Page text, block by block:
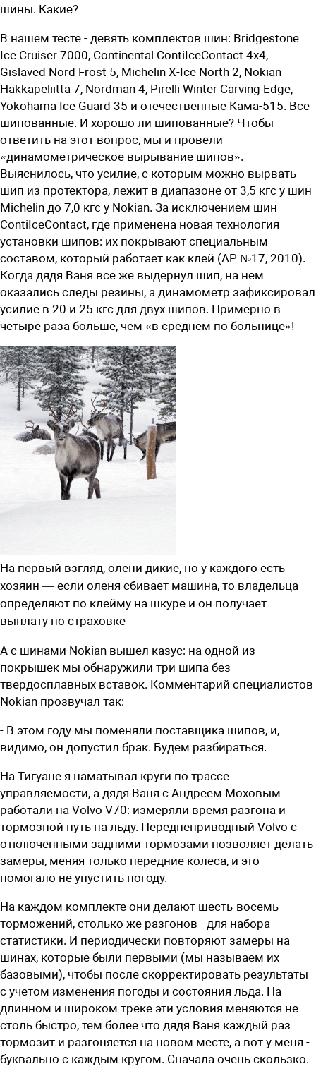
шины. Какие?
В нашем тесте - девять комплектов шин: Bridgestone
Ice Cruiser 7000, Continental ContiIceContact 4x4,
Gislaved Nord Frost 5, Michelin X-Ice North 2, Nokian
Hakkapeliitta 7, Nordman 4, Pirelli Winter Carving Edge,
Yokohama Ice Guard 35 и отечественные Кама-515. Все
шипованные. И хорошо ли шипованные? Чтобы
ответить на этот вопрос, мы и провели
«динамометрическое вырывание шипов».
Выяснилось, что усилие, с которым можно вырвать
шип из протектора, лежит в диапазоне от 3,5 кгс у шин
Michelin до 7,0 кгс у Nokian. За исключением шин
ContiIceContact, где применена новая технология
установки шипов: их покрывают специальным
составом, который работает как клей (АР №17, 2010).
Когда дядя Ваня все же выдернул шип, на нем
оказались следы резины, а динамометр зафиксировал
усилие в 20 и 25 кгс для двух шипов. Примерно в
четыре раза больше, чем «в среднем по больнице»!
На первый взгляд, олени дикие, но у каждого есть
хозяин — если оленя сбивает машина, то владельца
определяют по клейму на шкуре и он получает
выплату по страховке
А с шинами Nokian вышел казус: на одной из
покрышек мы обнаружили три шипа без
твердосплавных вставок. Комментарий специалистов
Nokian прозвучал так:
- В этом году мы поменяли поставщика шипов, и,
видимо, он допустил брак. Будем разбираться.
На Тигуане я наматывал круги по трассе
управляемости, а дядя Ваня с Андреем Моховым
работали на Volvo V70: измеряли время разгона и
тормозной путь на льду. Переднеприводный Volvo c
отключенными задними тормозами позволяет делать
замеры, меняя только передние колеса, и это
помогало не упустить погоду.
На каждом комплекте они делают шесть-восемь
торможений, столько же разгонов - для набора
статистики. И периодически повторяют замеры на
шинах, которые были первыми (мы называем их
базовыми), чтобы после скорректировать результаты
с учетом изменения погоды и состояния льда. На
длинном и широком треке эти условия меняются не
столь быстро, тем более что дядя Ваня каждый раз
тормозит и разгоняется на новом месте, а вот у меня -
буквально с каждым кругом. Сначала очень скользко.